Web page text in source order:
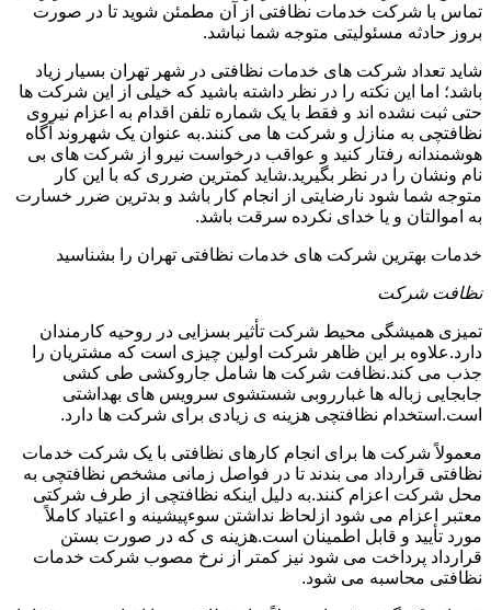
تماس با شرکت خدمات نظافتی از آن مطمئن شوید تا در صورت
بروز حادثه مسئولیتی متوجه شما نباشد.
شاید تعداد شرکت های خدمات نظافتی در شهر تهران بسیار زیاد
باشد؛ اما این نکته را در نظر داشته باشید که خیلی از این شرکت ها
حتی ثبت نشده اند و فقط با یک شماره تلفن اقدام به اعزام نیروی
نظافتچی به منازل و شرکت ها می کنند.به عنوان یک شهروند آگاه
هوشمندانه رفتار کنید و عواقب درخواست نیرو از شرکت های بی
نام ونشان را در نظر بگیرید.شاید کمترین ضرری که با این کار
متوجه شما شود نارضایتی از انجام کار باشد و بدترین ضرر خسارت
به اموالتان و یا خدای نکرده سرقت باشد.
خدمات بهترین شرکت های خدمات نظافتی تهران را بشناسید
نظافت شرکت
تمیزی همیشگی محیط شرکت تأثیر بسزایی در روحیه کارمندان
دارد.علاوه بر این ظاهر شرکت اولین چیزی است که مشتریان را
جذب می کند.نظافت شرکت ها شامل جاروکشی طی کشی
جابجایی زباله ها غبارروبی شستشوی سرویس های بهداشتی
است.استخدام نظافتچی هزینه ی زیادی برای شرکت ها دارد.
معمولاً شرکت ها برای انجام کارهای نظافتی با یک شرکت خدمات
نظافتی قرارداد می بندند تا در فواصل زمانی مشخص نظافتچی به
محل شرکت اعزام کنند.به دلیل اینکه نظافتچی از طرف شرکتی
معتبر اعزام می شود ازلحاظ نداشتن سوءپیشینه و اعتیاد کاملاً
مورد تأیید و قابل اطمینان است.هزینه ی که در صورت بستن
قرارداد پرداخت می شود نیز کمتر از نرخ مصوب شرکت خدمات
نظافتی محاسبه می شود.